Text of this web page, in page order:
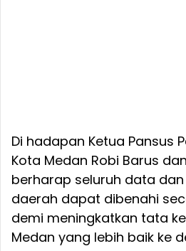
Di hadapan Ketua Pansus
Kota Medan Robi Barus
berharap seluruh data
daerah dapat dibenahi
demi meningkatkan tata
Medan yang lebih baik ke